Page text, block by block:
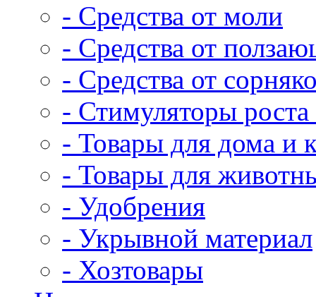
- Средства от моли
- Средства от
- Средства от
- Стимуляторы роста
- Товары для дома и
- Товары для
- Удобрения
- Укрывной материал
- Хозтовары